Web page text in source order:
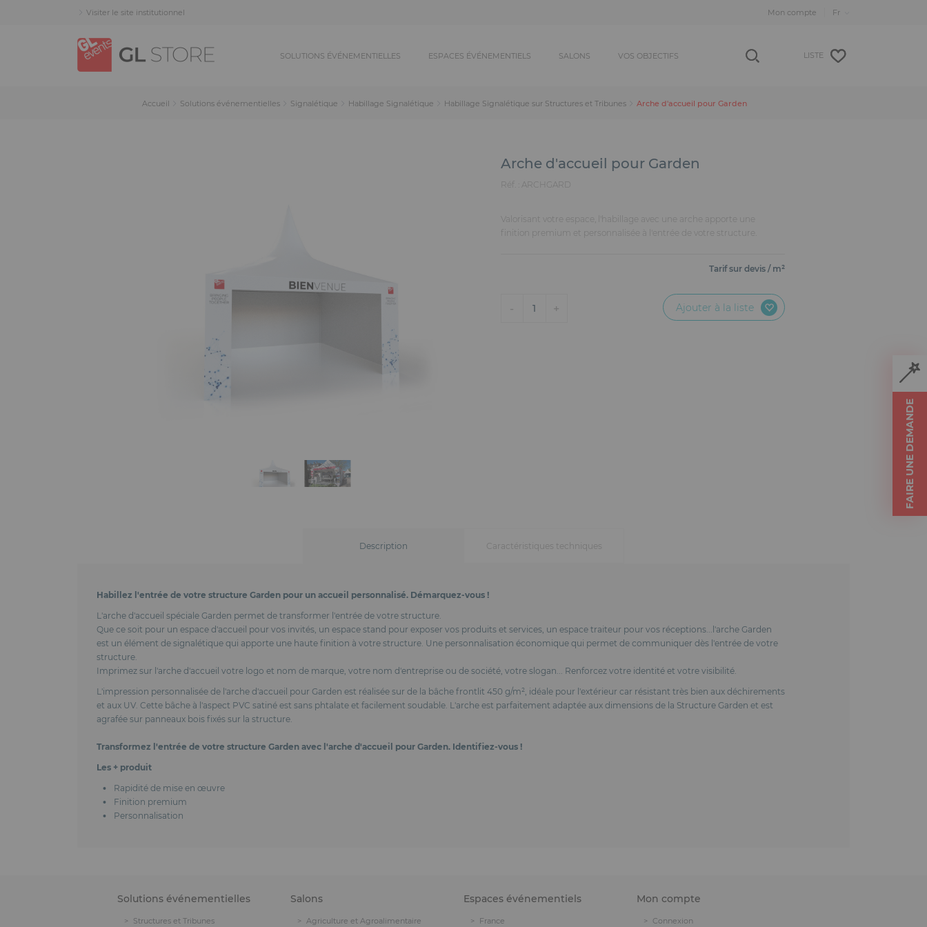
FAIRE UNE DEMANDE
Visiter le site institutionnel Mon compte
SOLUTIONS ÉVÉNEMENTIELLES ESPACES ÉVÉNEMENTIELS SALONS VOS OBJECTIFS LISTE
Accueil Solutions événementielles Signalétique Habillage Signalétique Habillage Signalétique sur Structures et Tribunes Arche d'accueil pour Garden
Arche d'accueil pour Garden
Réf. : ARCHGARD
Valorisant votre espace, l'habillage avec une arche apporte une
finition premium et personnalisée à l'entrée de votre structure.
Tarif sur devis / m²
- 1 + Ajouter à la liste
Description
Habillez l'entrée de votre structure Garden pour un accueil personnalisé. Démarquez-vous !
L'arche d'accueil spéciale Garden permet de transformer l'entrée de votre structure.
Que ce soit pour un espace d'accueil pour vos invités, un espace stand pour exposer vos produits et services, un espace traiteur pour vos réceptions...l'arche Garden
est un élément de signalétique qui apporte une haute finition à votre structure. Une personnalisation économique qui permet de communiquer dès l'entrée de votre
structure.
Imprimez sur l'arche d'accueil votre logo et nom de marque, votre nom d'entreprise ou de société, votre slogan... Renforcez votre identité et votre visibilité.
L'impression personnalisée de l'arche d'accueil pour Garden est réalisée sur de la bâche frontlit 450 g/m², idéale pour l'extérieur car résistant très bien aux déchirements
et aux UV. Cette bâche à l'aspect PVC satiné est sans phtalate et facilement soudable. L'arche est parfaitement adaptée aux dimensions de la Structure Garden et est
agrafée sur panneaux bois fixés sur la structure.
Transformez l'entrée de votre structure Garden avec l'arche d'accueil pour Garden. Identifiez-vous !
Les + produit
Rapidité de mise en œuvre
Finition premium
Personnalisation
Caractéristiques techniques
Solutions événementielles
Structures et Tribunes
Salons
Agriculture et Agroalimentaire
Espaces événementiels
France
Mon compte
Connexion